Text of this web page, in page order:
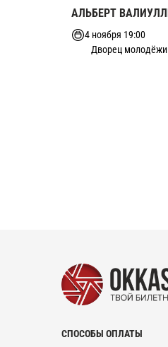
АЛЬБЕРТ
4 ноября 19:00
Дворец молодёжи
СПОСОБЫ ОПЛАТЫ